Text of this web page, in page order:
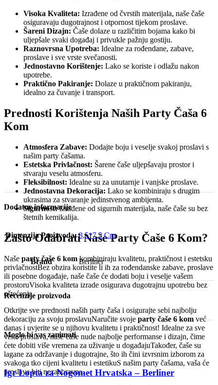
Visoka Kvaliteta: Izrađene od čvrstih materijala, naše čaše
osiguravaju dugotrajnost i otpornost tijekom proslave.
Šareni Dizajn: Čaše dolaze u različitim bojama kako bi
uljepšale svaki događaj i privukle pažnju gostiju.
Raznovrsna Upotreba: Idealne za rođendane, zabave,
proslave i sve vrste svečanosti.
Jednostavno Korištenje: Lako se koriste i odlažu nakon
upotrebe.
Praktično Pakiranje: Dolaze u praktičnom pakiranju,
idealno za čuvanje i transport.
Prednosti Korištenja Naših Party Čaša 6
Kom
Atmosfera Zabave: Dodajte boju i veselje svakoj proslavi s
našim party čašama.
Estetska Privlačnost: Šarene čaše uljepšavaju prostor i
stvaraju veselu atmosferu.
Fleksibilnost: Idealne su za unutarnje i vanjske proslave.
Jednostavna Dekoracija:Lako se kombiniraju s drugim
ukrasima za stvaranje jedinstvenog ambijenta.
Sigurnost:Izrađene od sigurnih materijala, naše čaše su bez
štetnih kemikalija.
Zašto Odabrati Naše Party Čaše 6 Kom?
Naše party čaše 6 komkombiniraju kvalitetu, praktičnost i estetsku
privlačnostBez obzira koristite li ih za rođendanske zabave, proslave
ili posebne događaje, naše čaše će dodati boju i veselje vašem
prostoruVisoka kvaliteta izrade osigurava dugotrajnu upotrebu bez
oštećenja.
Otkrijte sve prednosti naših party čaša i osigurajte sebi najbolju
dekoraciju za svoju proslavuNaručite svojeparty čaše 6 komveć
danas i uvjerite se u njihovu kvalitetu i praktičnost! Idealne za sve
vrste proslava, naše čaše nude najbolje performanse i dizajn, čime
ćete dobiti više vremena za uživanje u događajuTakođer, čaše su
lagane za održavanje i dugotrajne, što ih čini izvrsnim izborom za
svakoga tko cijeni kvalitetu i estetikuS našim party čašama, vaša će
proslava biti nezaboravna.
Dodatne informacije
Dimenzija Proizvoda: 8,5*7,5 Cm
Brand Berliner
Recenzije proizvoda
Moglo bi vas zanimati
Igr Lopta za Nogomet Hrvatska – Berliner